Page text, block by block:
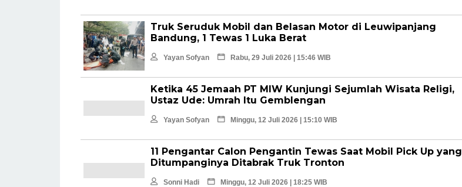
Truk Seruduk Mobil dan Belasan Motor di Leuwipanjang
Bandung, 1 Tewas 1 Luka Berat
Yayan Sofyan Rabu, 29 Juli 2026 | 15:46 WIB
Ketika 45 Jemaah PT MIW Kunjungi Sejumlah Wisata Religi,
Ustaz Ude: Umrah Itu Gemblengan
Yayan Sofyan Minggu, 12 Juli 2026 | 15:10 WIB
11 Pengantar Calon Pengantin Tewas Saat Mobil Pick Up yang
Ditumpanginya Ditabrak Truk Tronton
Sonni Hadi Minggu, 12 Juli 2026 | 18:25 WIB